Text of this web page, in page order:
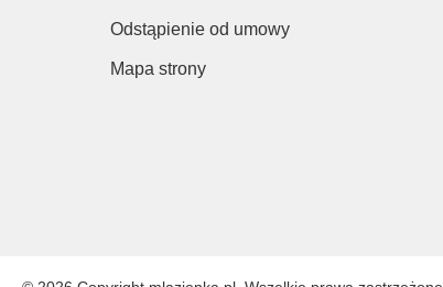
Odstąpienie od umowy
Mapa strony